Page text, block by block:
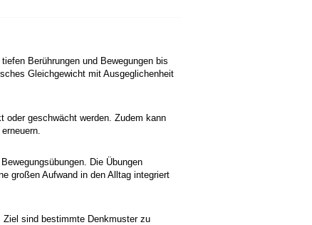
Berührungen und Bewegungen bis
Gleichgewicht mit Ausgeglichenheit
oder geschwächt werden. Zudem kann
Die Übungen
großen Aufwand in den Alltag integriert
sind bestimmte Denkmuster zu